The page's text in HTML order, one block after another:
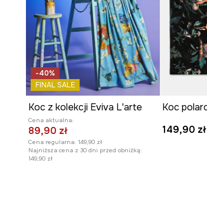
-40%
FINAL SALE
Koc z kolekcji Eviva L'arte
Cena aktualna:
89,90 zł
Cena regularna: 149,90 zł
Najniższa cena z 30 dni przed obniżką:
149,90 zł
149,90 zł